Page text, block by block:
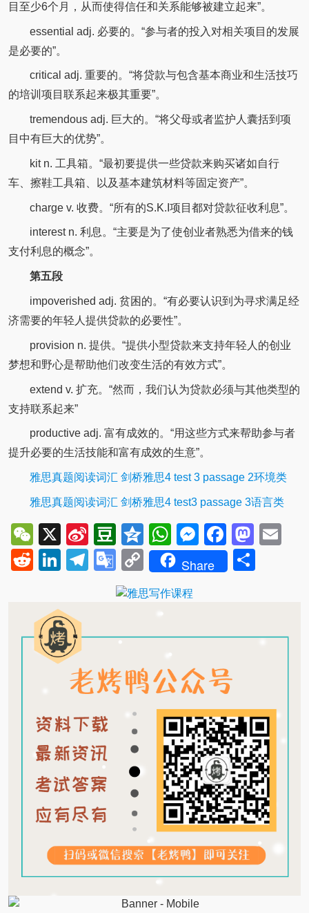
目至少6个月，从而使得信任和关系能够被建立起来”。
essential adj. 必要的。“参与者的投入对相关项目的发展
是必要的”。
critical adj. 重要的。“将贷款与包含基本商业和生活技巧
的培训项目联系起来极其重要”。
tremendous adj. 巨大的。“将父母或者监护人囊括到项
目中有巨大的优势”。
kit n. 工具箱。“最初要提供一些贷款来购买诸如自行
车、擦鞋工具箱、以及基本建筑材料等固定资产”。
charge v. 收费。“所有的S.K.I项目都对贷款征收利息”。
interest n. 利息。“主要是为了使创业者熟悉为借来的钱
支付利息的概念”。
第五段
impoverished adj. 贫困的。“有必要认识到为寻求满足经
济需要的年轻人提供贷款的必要性”。
provision n. 提供。“提供小型贷款来支持年轻人的创业
梦想和野心是帮助他们改变生活的有效方式”。
extend v. 扩充。“然而，我们认为贷款必须与其他类型的
支持联系起来”
productive adj. 富有成效的。“用这些方式来帮助参与者
提升必要的生活技能和富有成效的生意”。
雅思真题阅读词汇 剑桥雅思4 test 3 passage 2环境类
雅思真题阅读词汇 剑桥雅思4 test3 passage 3语言类
WeChat
X
Sina
Weibo
Douban
QzoneWhatsApp
Messenger
RedditLinkedIn
Telegram
Google
Translate
Copy
Link
Share